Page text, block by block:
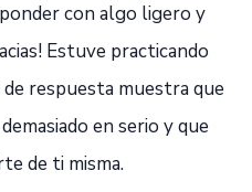
con algo ligero y
Estuve practicando
respuesta muestra que
en serio y que
de ti misma.